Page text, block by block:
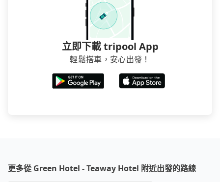
立即下載 tripool App
輕鬆搭車，安心出發！
更多從 Green Hotel - Teaway Hotel 附近出發的路線